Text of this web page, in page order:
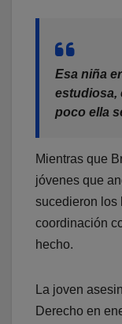
Esa niña
estudiosa,
poco ella
Mientras que
jóvenes que
sucedieron los
coordinación
hecho.
La joven
Derecho en